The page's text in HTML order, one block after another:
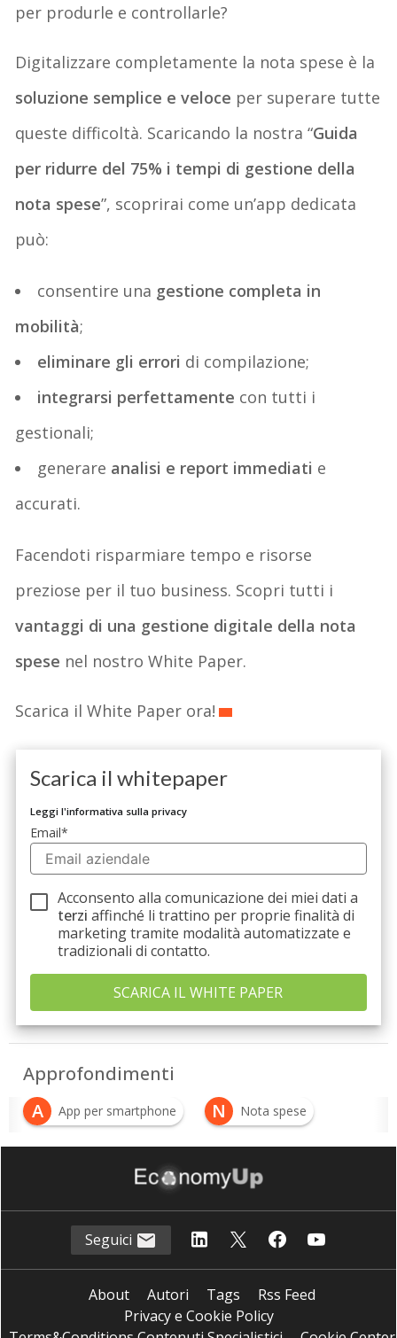
per produrle e controllarle?
Digitalizzare completamente la nota spese è la
soluzione semplice e veloce per superare tutte
queste difficoltà. Scaricando la nostra “Guida
per ridurre del 75% i tempi di gestione della
nota spese”, scoprirai come un’app dedicata
può:
consentire una gestione completa in
mobilità;
eliminare gli errori di compilazione;
integrarsi perfettamente con tutti i
gestionali;
generare analisi e report immediati e
accurati.
Facendoti risparmiare tempo e risorse
preziose per il tuo business. Scopri tutti i
vantaggi di una gestione digitale della nota
spese nel nostro White Paper.
Scarica il White Paper ora!
Scarica il whitepaper
Leggi l'informativa sulla privacy
Email*
Acconsento alla comunicazione dei miei dati a
terzi affinché li trattino per proprie finalità di
marketing tramite modalità automatizzate e
tradizionali di contatto.
Approfondimenti
A
App per smartphone N Nota spese
Seguici
About Autori Tags
Rss Feed
Privacy e Cookie Policy